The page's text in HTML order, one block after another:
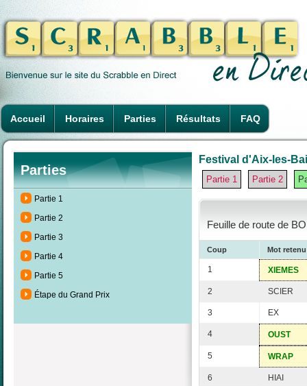
Accueil Horaires Parties Résultats FAQ
Parties
Partie 1
Partie 2
Partie 3
Partie 4
Partie 5
Étape du Grand Prix
Festival d'Aix-les-
Partie 1 Partie 2
Feuille de route de
Coup Mot retenu
1 XIEMES
2 SCIER
3 EX
4 OUST
5 WRAP
6 HIAI